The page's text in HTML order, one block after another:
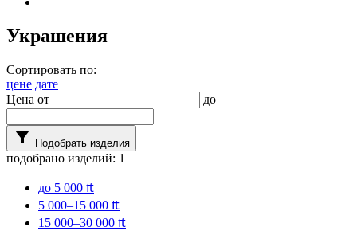
Украшения
Сортировать по:
цене дате
Цена от
до
filter_alt Подобрать изделия
подобрано изделий: 1
до 5 000 ₶
5 000–15 000 ₶
15 000–30 000 ₶